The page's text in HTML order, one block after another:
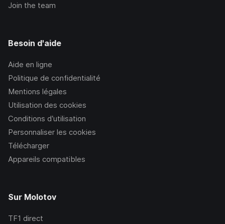
Join the team
Besoin d'aide
Aide en ligne
Politique de confidentialité
Mentions légales
Utilisation des cookies
Conditions d’utilisation
Personnaliser les cookies
Télécharger
Appareils compatibles
Sur Molotov
TF1 direct